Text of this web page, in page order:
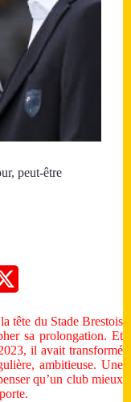
peut-être
tête du Stade Brestois
sa prolongation. Et
il avait transformé
ambitieuse. Une
qu’un club mieux